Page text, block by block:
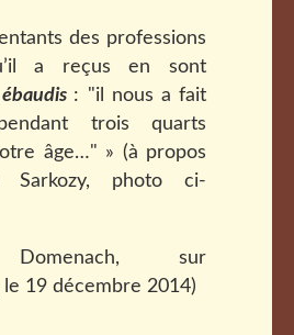
des professions
a reçus en sont
ébaudis : "il nous a fait
trois quarts
âge…" » (à propos
Sarkozy, photo ci-
sur
le 19 décembre 2014)